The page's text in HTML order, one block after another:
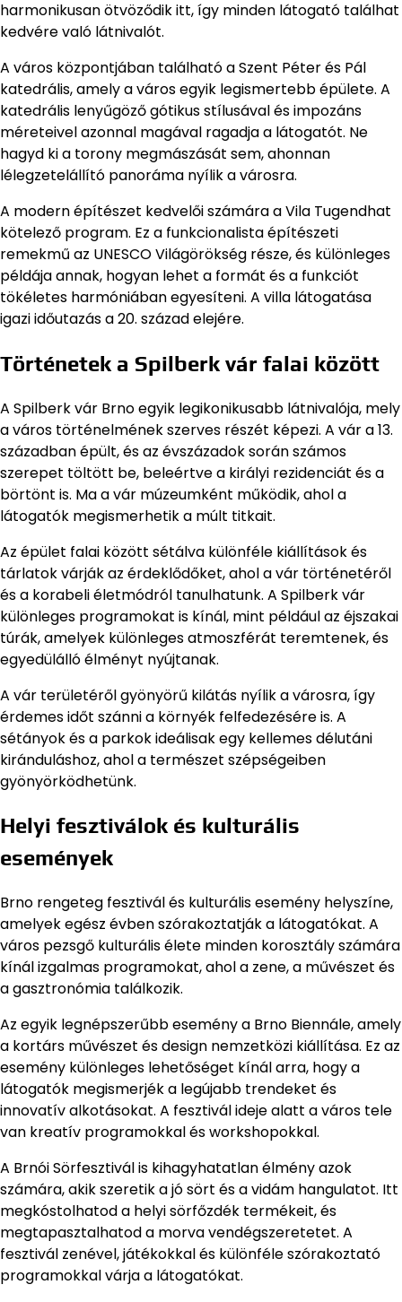
harmonikusan ötvöződik itt, így minden látogató találhat
kedvére való látnivalót.
A város központjában található a Szent Péter és Pál
katedrális, amely a város egyik legismertebb épülete. A
katedrális lenyűgöző gótikus stílusával és impozáns
méreteivel azonnal magával ragadja a látogatót. Ne
hagyd ki a torony megmászását sem, ahonnan
lélegzetelállító panoráma nyílik a városra.
A modern építészet kedvelői számára a Vila Tugendhat
kötelező program. Ez a funkcionalista építészeti
remekmű az UNESCO Világörökség része, és különleges
példája annak, hogyan lehet a formát és a funkciót
tökéletes harmóniában egyesíteni. A villa látogatása
igazi időutazás a 20. század elejére.
Történetek a Spilberk vár falai között
A Spilberk vár Brno egyik legikonikusabb látnivalója, mely
a város történelmének szerves részét képezi. A vár a 13.
században épült, és az évszázadok során számos
szerepet töltött be, beleértve a királyi rezidenciát és a
börtönt is. Ma a vár múzeumként működik, ahol a
látogatók megismerhetik a múlt titkait.
Az épület falai között sétálva különféle kiállítások és
tárlatok várják az érdeklődőket, ahol a vár történetéről
és a korabeli életmódról tanulhatunk. A Spilberk vár
különleges programokat is kínál, mint például az éjszakai
túrák, amelyek különleges atmoszférát teremtenek, és
egyedülálló élményt nyújtanak.
A vár területéről gyönyörű kilátás nyílik a városra, így
érdemes időt szánni a környék felfedezésére is. A
sétányok és a parkok ideálisak egy kellemes délutáni
kiránduláshoz, ahol a természet szépségeiben
gyönyörködhetünk.
Helyi fesztiválok és kulturális
események
Brno rengeteg fesztivál és kulturális esemény helyszíne,
amelyek egész évben szórakoztatják a látogatókat. A
város pezsgő kulturális élete minden korosztály számára
kínál izgalmas programokat, ahol a zene, a művészet és
a gasztronómia találkozik.
Az egyik legnépszerűbb esemény a Brno Biennále, amely
a kortárs művészet és design nemzetközi kiállítása. Ez az
esemény különleges lehetőséget kínál arra, hogy a
látogatók megismerjék a legújabb trendeket és
innovatív alkotásokat. A fesztivál ideje alatt a város tele
van kreatív programokkal és workshopokkal.
A Brnói Sörfesztivál is kihagyhatatlan élmény azok
számára, akik szeretik a jó sört és a vidám hangulatot. Itt
megkóstolhatod a helyi sörfőzdék termékeit, és
megtapasztalhatod a morva vendégszeretetet. A
fesztivál zenével, játékokkal és különféle szórakoztató
programokkal várja a látogatókat.